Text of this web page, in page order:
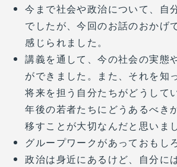
今まで社会や政治について、自
でしたが、今回のお話のおかげ
感じられました。
講義を通して、今の社会の実態
ができました。また、それを知
将来を担う自分たちがどうして
年後の若者たちにどうあるべき
移すことが大切なんだと思いまし
グループワークがあっておもし
政治は身近にあるけど、自分に